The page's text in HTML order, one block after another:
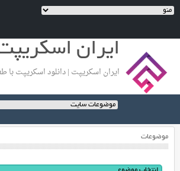
ایران
ایران اسکریپت | دانلود اسکریپت با
موضوعات